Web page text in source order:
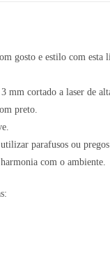
gosto e estilo com esta
mm cortado a laser de
preto.
parafusos ou
com o ambiente.